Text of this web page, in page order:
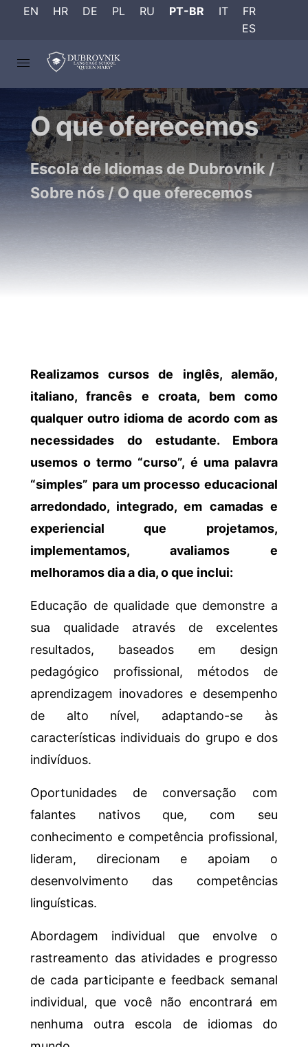
EN HR DE PL RU PT-BR IT
FR
ES
O que oferecemos
Escola de Idiomas de Dubrovnik/
Sobre nós/O que oferecemos
Realizamos cursos de inglês, alemão,
italiano, francês e croata, bem como
qualquer outro idioma de acordo com as
necessidades do estudante. Embora
usemos o termo “curso”, é uma palavra
“simples” para um processo educacional
arredondado, integrado, em camadas e
experiencial que projetamos,
implementamos, avaliamos e
melhoramos dia a dia, o que inclui:
Educação de qualidade que demonstre a
sua qualidade através de excelentes
resultados, baseados em design
pedagógico profissional, métodos de
aprendizagem inovadores e desempenho
de alto nível, adaptando-se às
características individuais do grupo e dos
indivíduos.
Oportunidades de conversação com
falantes nativos que, com seu
conhecimento e competência profissional,
lideram, direcionam e apoiam o
desenvolvimento das competências
linguísticas.
Abordagem individual que envolve o
rastreamento das atividades e progresso
de cada participante e feedback semanal
individual, que você não encontrará em
nenhuma outra escola de idiomas do